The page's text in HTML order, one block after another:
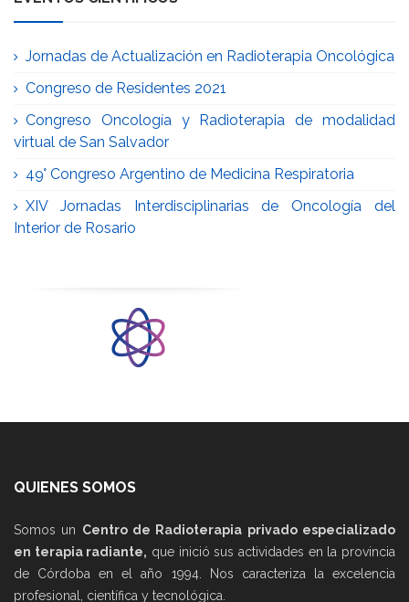
Jornadas de Actualización en Radioterapia Oncológica
Congreso de Residentes 2021
Congreso Oncología y Radioterapia de modalidad
virtual de San Salvador
49° Congreso Argentino de Medicina Respiratoria
XIV Jornadas Interdisciplinarias de Oncología del
Interior de Rosario
QUIENES SOMOS
Somos un Centro de Radioterapia privado especializado
en terapia radiante, que inició sus actividades en la provincia
de Córdoba en el año 1994. Nos caracteriza la excelencia
profesional, científica y tecnológica.